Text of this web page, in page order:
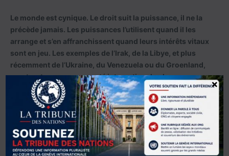
Le monde est cynique. Le droit suit la puissance, il ne la
précède jamais. Les puissances l’utilisent quand il les
arrange et s’en affranchissent quand leurs intérêts vitaux
sont en jeu. Les exemples de l’Irak, de la Libye, et plus
récemment de l’Ukraine, du Venezuela ou du Groenland,
montrent une communauté internationale plus
spectatrice qu’actrice.
Croire au droit international comme à une norme
supérieure est une « naïveté stratégique ». Une
condamnation sans force d’exécution n’est qu’une
opinion. L’Afrique doit intégrer cette dure réalité : il
×